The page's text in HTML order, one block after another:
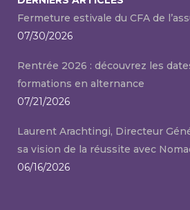
Fermeture estivale du CFA de
07/30/2026
Rentrée 2026 : découvrez les
formations en alternance
07/21/2026
Laurent Arachtingi, Directeur
sa vision de la réussite avec
06/16/2026